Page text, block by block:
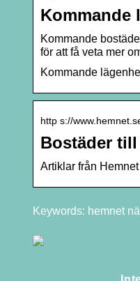
Kommande
Kommande
för att få veta mer
Kommande
http s://
Bostäder till
Artiklar från
Keywords: hemnet